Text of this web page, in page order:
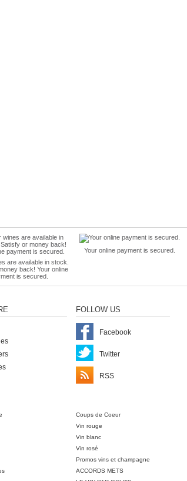
are available in stock.
back! Your online
is secured.
Your online payment is secured.
FOLLOW US
Facebook
Twitter
RSS
Coups de Coeur
Vin rouge
Vin blanc
Vin rosé
Promos vins et champagne
ACCORDS METS